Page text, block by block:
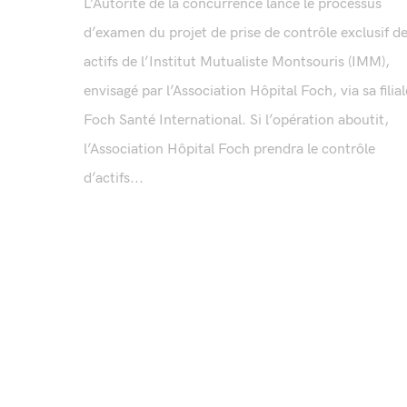
L’Autorité de la concurrence lance le processus
d’examen du projet de prise de contrôle exclusif
actifs de l’Institut Mutualiste Montsouris (IMM),
envisagé par l’Association Hôpital Foch, via sa
Foch Santé International. Si l’opération aboutit,
l’Association Hôpital Foch prendra le contrôle
d’actifs...